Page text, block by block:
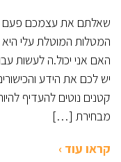
שאלתם את עצמכם פעם
המטלות המוטלת עלי היא
האם אני יכול.ה לעשות
יש לכם את הידע
קטנים נוטים להעדיף
מבחירת […]
קראו עוד ›